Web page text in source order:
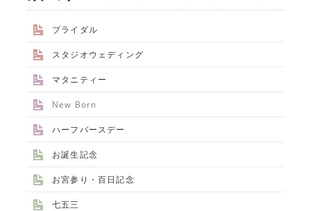
PHOTO HOUSE BOAR
ブライダル
スタジオウェディング
マタニティー
New Born
ハーフバースデー
お誕生記念
お宮参り・百日記念
七五三